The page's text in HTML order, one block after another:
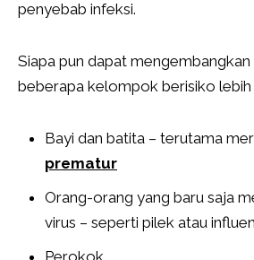
penyebab infeksi.
Siapa pun dapat
beberapa kelompok berisiko lebih
Bayi dan batita – terutama
prematur
Orang-orang yang baru saja
virus – seperti pilek atau
Perokok